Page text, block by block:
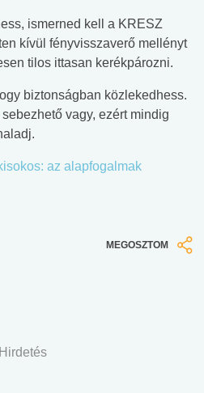
ismerned kell a KRESZ
kívül fényvisszaverő mellényt
tilos ittasan kerékpározni.
biztonságban közlekedhess.
vagy, ezért mindig
az alapfogalmak
MEGOSZTOM
Hirdetés